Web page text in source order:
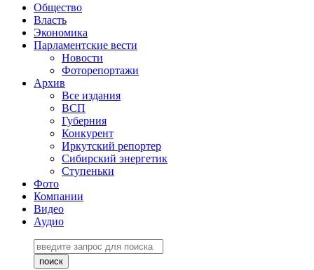
Общество
Власть
Экономика
Парламентские вести
Новости
Фоторепортажи
Архив
Все издания
ВСП
Губерния
Конкурент
Иркутский репортер
Сибирский энергетик
Ступеньки
Фото
Компании
Видео
Аудио